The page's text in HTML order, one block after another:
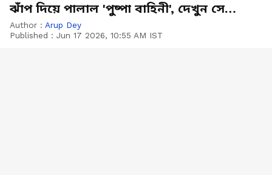
ঝাঁপ দিয়ে পালাল 'পুষ্পা বাহিনী', দেখুন সেই
দৃশ্য
Author : Arup Dey
Published : Jun 17 2026, 10:55 AM IST